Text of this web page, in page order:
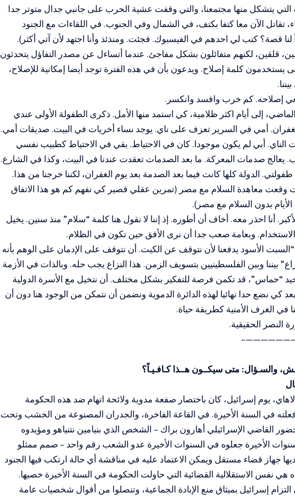
التي يتشكل منها مجتمعنا، والتي وقفت عشية الحرب على جانبي جدال متوتر جدا
تقاتل الآن معا كتفا بكتف، في الشمال وفي الجنوب. في اللقاءات مع الجنود
لنا قصة؟ كتب لي احدهم في الفيسبوك. فجئت. ومنذئذ وأنا اجتهد لأن آتي أكثر).
قلقين، لكنهم متفائلون بشكل مفاجئ. عندما أتساءل عن مصدر التفاؤل يتحدثون
يستخدمون كلمة إصلاح. ويدعون بأن في هذه الفترة توجد أيضا إمكانية للإصلاح،
إصلاحه. كم خرب وافسد وانكسر.
إلى أيام اكثر ظلامية، كي استمد منها الأمل. ذكرى الطفولة الأولى عندي
أمي في السرير تعزف على ناي. يوجد نساء أخريات في البيت. صديقات أمي.
الناي. أبي لم يكون موجودا. كان في الاحتياط. بقي في الاحتياط كطبيب نفسي
يعالج صدمات المعركة. ما بعد الصدمات تعقدت عندنا في البيت، وكذا في الشارع.
الدولة كلها كانت فيما بعد الصدمة بعد يوم الغفران، لكننا خرجنا من هذا.
وقعت معاهدة السلام مع مصر (تمرين عقلي قصير كي نفهم كم هو هذا الاتفاق
بدون السلام مع مصر).
أنا احذر معه. أخاف أن أطوره. إذ إننا لا نقول هنا كلمة “سلام” منذ سنين. يخيل
وبعامة صعب جدا أن نرى الأفق حين تكون في الظلام.
“السبت الأسود يدفعنا لأن نتوقف عن الكبت. أن نتوقف على الإدمان على الوهم بأنه
بيننا وبين الفلسطينيين بتسويف الزمن. هذا النزاع يجب حله. وبالذات في الأزمة
“حماس”، قد تكمن فرصة للتفكير بشكل مختلف. أن نتخيل مع الأسرة الدولية
كي نضع حدا نهائيا لهذه الدائرة الدموية ونضمن أن نتمكن من الوجود هنا دون أن
في الغرف الأمنية كطريقة حياة.
النصر الحقيقية.
والسـؤال: متى سيكــون هــذا كـافـيـاً؟
لاهاي، يوم إسرائيل، كان باختصار صفعة مدوية ولائحة اتهام ضد هذه الحكومة
في السنة الأخيرة. في القاعة الفاخرة، والجدران المصنوعة من الخشب وتحت
القاضي الإسرائيلي أهارون براك – الشخص الذي بنيامين نتنياهو ومؤيدوه
الأخيرة جعلوه في السنوات الأخيرة عدو الشعب رقم واحد – صمم ممثلو
جهاز قضاء مستقل ويمكن الاعتماد عليه في مناقشة أي حالة ارتكب فيها الجنود
نفس الاستقلالية القضائية التي حاولت الحكومة في السنة الأخيرة خصيها.
التزام إسرائيل بميثاق منع الإبادة الجماعية، وتنصلوا من أقوال شخصيات عامة